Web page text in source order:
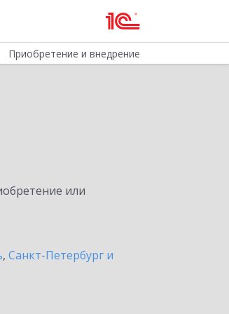
Приобретение и внедрение
или
, Санкт-Петербург и